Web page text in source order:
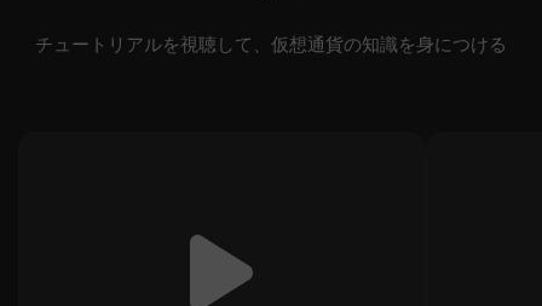
チュートリアルを視聴して、仮想通貨の知識を身につける